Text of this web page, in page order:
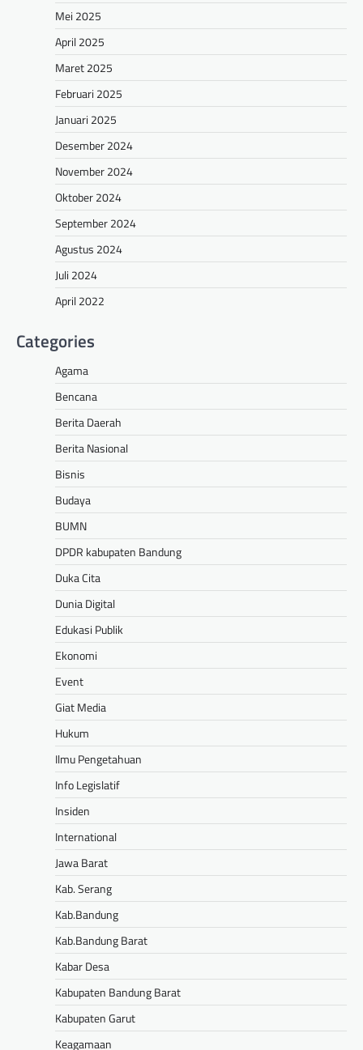
Mei 2025
April 2025
Maret 2025
Februari 2025
Januari 2025
Desember 2024
November 2024
Oktober 2024
September 2024
Agustus 2024
Juli 2024
April 2022
Categories
Agama
Bencana
Berita Daerah
Berita Nasional
Bisnis
Budaya
BUMN
DPDR kabupaten Bandung
Duka Cita
Dunia Digital
Edukasi Publik
Ekonomi
Event
Giat Media
Hukum
Ilmu Pengetahuan
Info Legislatif
Insiden
International
Jawa Barat
Kab. Serang
Kab.Bandung
Kab.Bandung Barat
Kabar Desa
Kabupaten Bandung Barat
Kabupaten Garut
Keagamaan